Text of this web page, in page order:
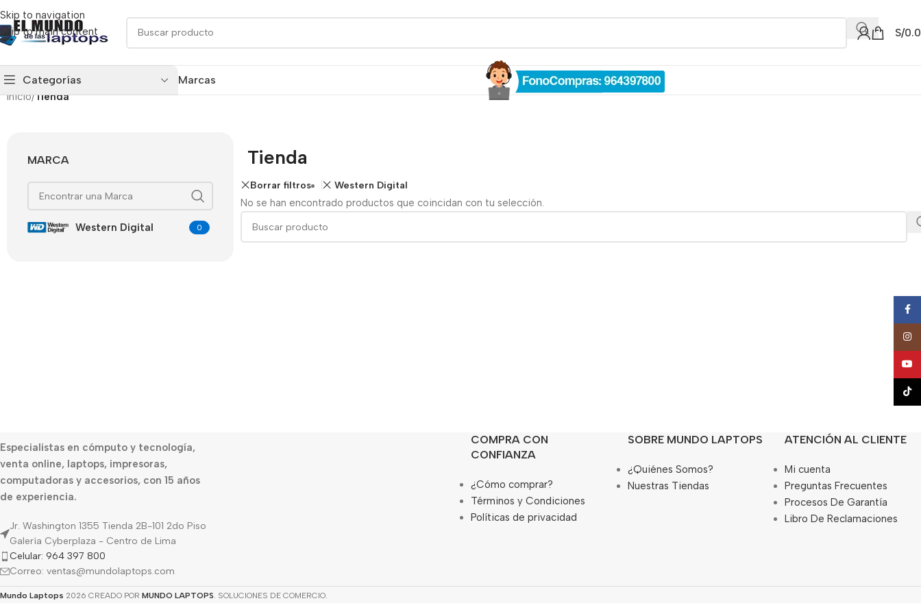
Skip to navigation
Skip to main content
S/
Categorías Marcas
Inicio/Tienda
MARCA
Western Digital 0
Tienda
Borrar filtros
Western Digital
No se han encontrado productos que coincidan con tu selección.
Especialistas en cómputo y tecnología,
venta online, laptops, impresoras,
computadoras y accesorios, con 15 años
de experiencia.
Jr. Washington 1355 Tienda 2B-101 2do Piso
Galería Cyberplaza - Centro de Lima
Celular: 964 397 800
Correo: ventas@mundolaptops.com
COMPRA CON
CONFIANZA
¿Cómo comprar?
Términos y Condiciones
Políticas de privacidad
SOBRE MUNDO LAPTOPS
¿Quiénes Somos?
Nuestras Tiendas
ATENCIÓN AL CLIENTE
Mi cuenta
Preguntas Frecuentes
Procesos De Garantía
Libro De Reclamaciones
Mundo Laptops 2026 CREADO POR MUNDO LAPTOPS. SOLUCIONES DE COMERCIO.